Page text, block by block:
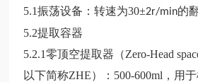
5.1振荡设备：转速为30±2r/min的
5.2提取容器
5.2.1零顶空提取器（Zero-Head
以下简称ZHE）： 500-600ml ，用